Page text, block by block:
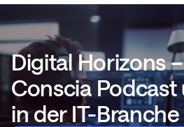
Digital Horizons
Conscia Podcast
in der IT-Branche